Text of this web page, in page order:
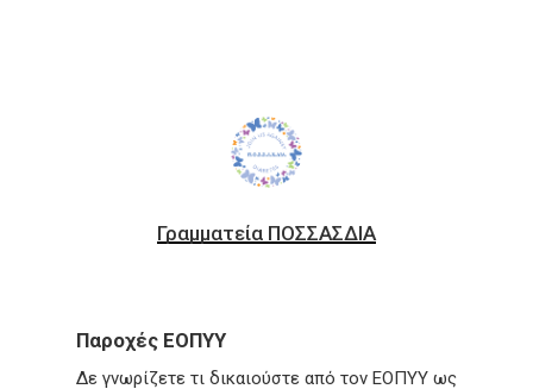
Γραμματεία ΠΟΣΣΑΣΔΙΑ
Παροχές ΕΟΠΥΥ
Δε γνωρίζετε τι δικαιούστε από τον ΕΟΠΥΥ ως